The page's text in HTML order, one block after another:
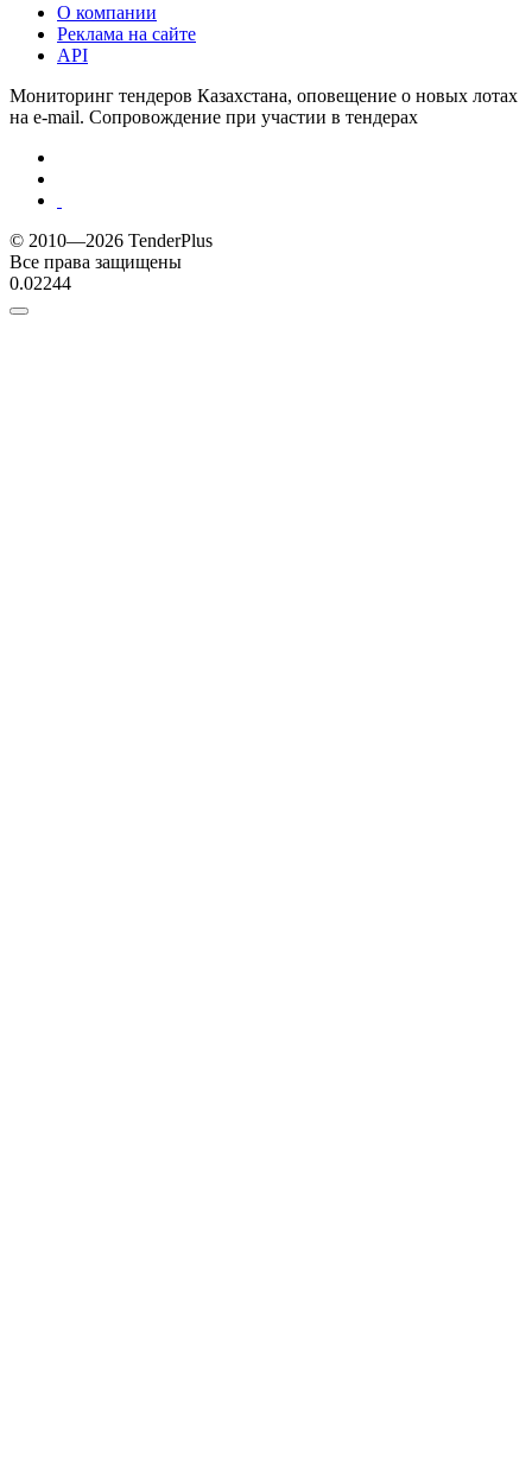
О компании
Реклама на сайте
API
Мониторинг тендеров Казахстана, оповещение о новых лотах
на e-mail. Сопровождение при участии в тендерах
© 2010—2026 TenderPlus
Все права защищены
0.02244